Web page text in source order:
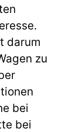
darum
zu
bei
bei